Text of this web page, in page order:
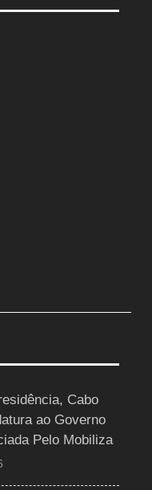
Cabo
ao Governo
Pelo Mobiliza